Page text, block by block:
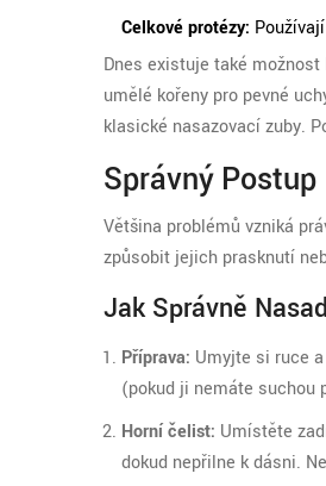
Celkové protézy:
Dnes existuje také možnost
umělé kořeny pro pevné
klasické nasazovací zuby.
Správný
Většina problémů vzniká
způsobit jejich prasknutí
Jak Správně
Příprava: Umyjte si ruce
(pokud ji nemáte suchou
Horní čelist: Umístěte
dokud nepřilne k dásni.